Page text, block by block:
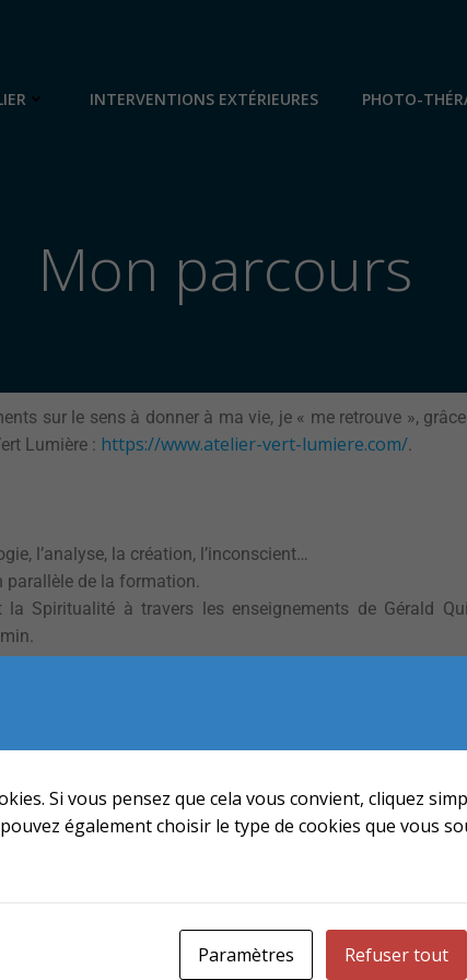
INTERVENTIONS EXTÉRIEURES PHOTO-
Mon parcours
sur le sens à donner à ma vie, je « me retrouve »,
Lumière : https://www.atelier-vert-lumiere.com/.
l’analyse, la création, l’inconscient…
parallèle de la formation.
Spiritualité à travers les enseignements de Gérald
aujourd’hui je vous accueille dans un atelier dédié à
de différents publics.
Si vous pensez que cela vous convient, cliquez
également choisir le type de cookies que vous
Paramètres Refuser tout